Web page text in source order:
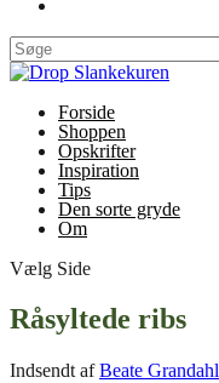
Forside
Shoppen
Opskrifter
Inspiration
Tips
Den sorte gryde
Om
Vælg Side
Råsyltede ribs
Indsendt afBeate Grandahl